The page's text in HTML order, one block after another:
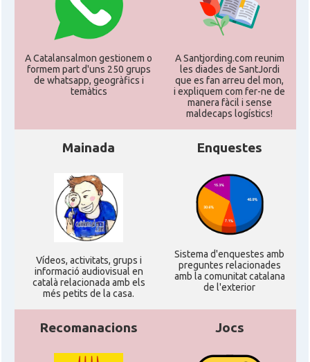
A Catalansalmon gestionem o
formem part d'uns 250 grups
de whatsapp, geogràfics i
temàtics
A Santjording.com reunim
les diades de SantJordi
que es fan arreu del mon,
i expliquem com fer-ne de
manera fàcil i sense
maldecaps logí­stics!
Mainada
Ví­deos, activitats, grups i
informació audiovisual en
català relacionada amb els
més petits de la casa.
Enquestes
Sistema d'enquestes amb
preguntes relacionades
amb la comunitat catalana
de l'exterior
Recomanacions Jocs